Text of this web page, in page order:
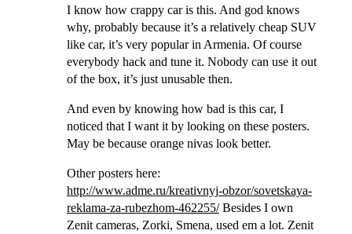
I know how crappy car is this. And god knows
why, probably because it’s a relatively cheap SUV
like car, it’s very popular in Armenia. Of course
everybody hack and tune it. Nobody can use it out
of the box, it’s just unusable then.
And even by knowing how bad is this car, I
noticed that I want it by looking on these posters.
May be because orange nivas look better.
Other posters here:
http://www.adme.ru/kreativnyj-obzor/sovetskaya-
reklama-za-rubezhom-462255/Besides I own
Zenit cameras, Zorki, Smena, used em a lot. Zenit